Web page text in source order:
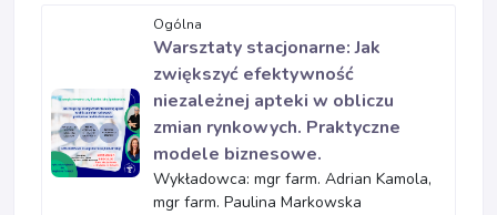
Ogólna
Warsztaty stacjonarne: Jak
zwiększyć efektywność
niezależnej apteki w obliczu
zmian rynkowych. Praktyczne
modele biznesowe.
Wykładowca: mgr farm. Adrian Kamola,
mgr farm. Paulina Markowska